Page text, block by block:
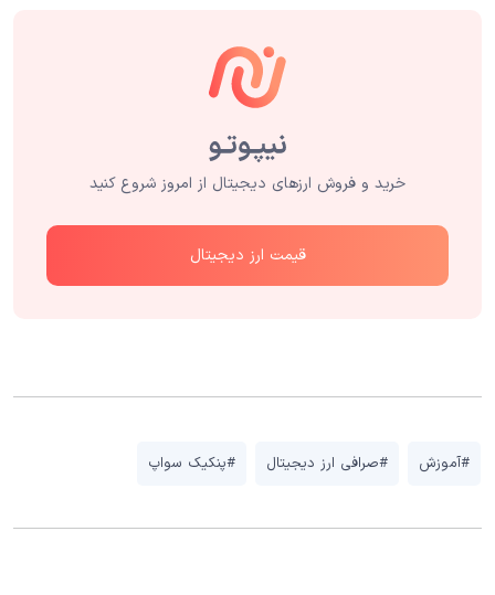
خرید و فروش ارزهای دیجیتال از امروز شروع کنید
قیمت ارز دیجیتال
#آموزش #صرافی ارز دیجیتال #پنکیک سواپ